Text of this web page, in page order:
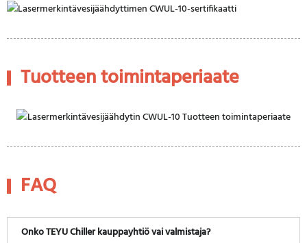
Tuotteen toimintaperiaate
FAQ
Onko TEYU Chiller kauppayhtiö vai valmistaja?